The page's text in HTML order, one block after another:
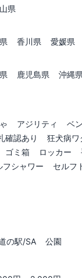
県
香川県 愛媛県
鹿児島県 沖縄県
アジリティ ベ
確認あり
狂犬病ワ
ゴミ箱 ロッカー
フシャワー セルフ
の駅/SA 公園